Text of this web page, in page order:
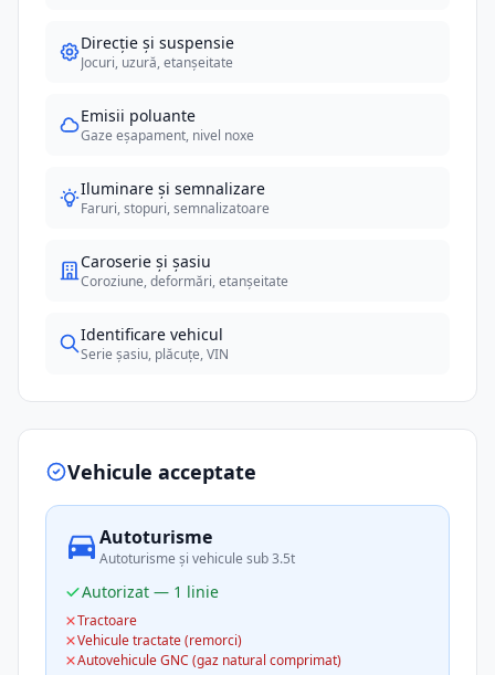
Direcție și suspensie
Jocuri, uzură, etanșeitate
Emisii poluante
Gaze eșapament, nivel noxe
Iluminare și semnalizare
Faruri, stopuri, semnalizatoare
Caroserie și șasiu
Coroziune, deformări, etanșeitate
Identificare vehicul
Serie șasiu, plăcuțe, VIN
Vehicule acceptate
Autoturisme
Autoturisme și vehicule sub 3.5t
Autorizat — 1 linie
Tractoare
Vehicule tractate (remorci)
Autovehicule GNC (gaz natural comprimat)